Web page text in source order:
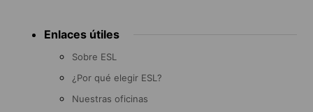
Enlaces útiles
Sobre ESL
¿Por qué elegir ESL?
Nuestras oficinas